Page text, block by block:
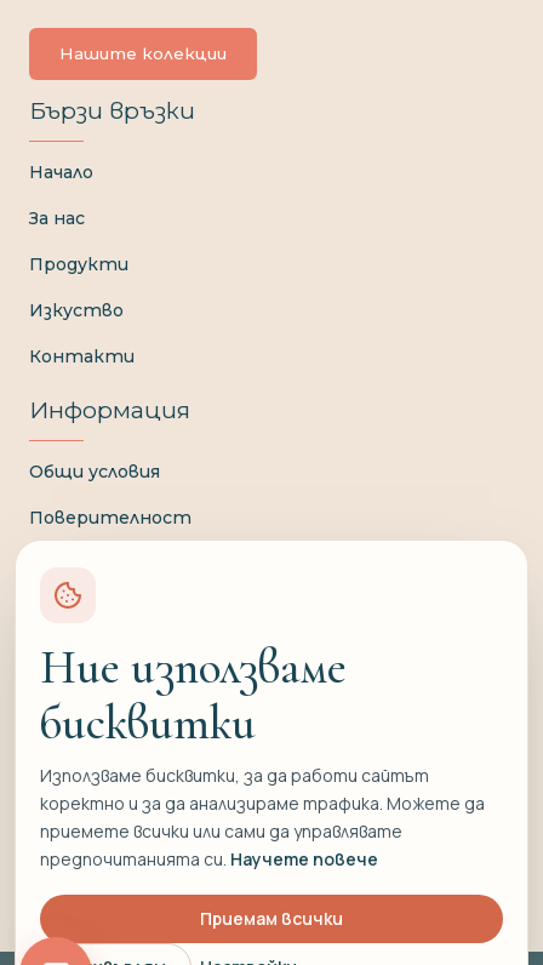
Нашите колекции
Бързи връзки
Начало
За нас
Продукти
Изкуство
Контакти
Информация
Общи условия
Поверителност
Връщане и замяна
Отказ от договор
Свържете се с нас
0897 836 220
info@formati.bg
Ние използваме
бисквитки
Използваме бисквитки, за да работи сайтът
коректно и за да анализираме трафика. Можете да
приемете всички или сами да управлявате
предпочитанията си. Научете повече
Приемам всички